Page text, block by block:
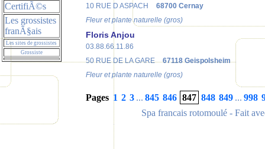
CertifiÃ©s
Les grossistes
franÃ§ais
Les sites de grossistes
Grossiste
10 RUE D ASPACH
68700 Cernay
Fleur et plante naturelle (gros)
Floris Anjou
03.88.66.11.86
50 RUE DE LA GARE
67118 Geispolsheim
Fleur et plante naturelle (gros)
Pages 1 2 3 ... 845 846 847 848 849 ... 998
Spa francais rotomoulé - Fait